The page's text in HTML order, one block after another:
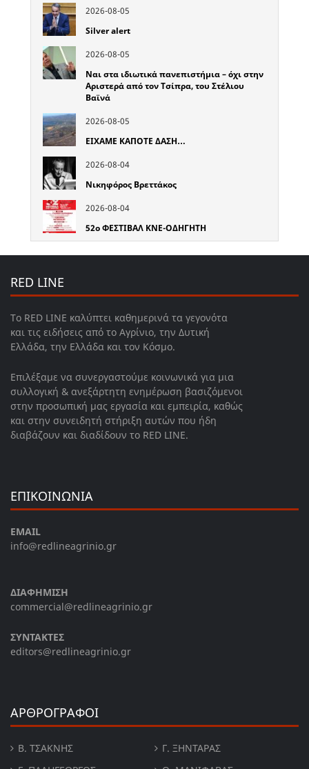
2026-08-05
Silver alert
2026-08-05
Ναι στα ιδιωτικά πανεπιστήμια – όχι στην
Αριστερά από τον Τσίπρα, του Στέλιου
Βαϊνά
2026-08-05
ΕΙΧΑΜΕ ΚΑΠΟΤΕ ΔΑΣΗ…
2026-08-04
Νικηφόρος Βρεττάκος
2026-08-04
52o ΦΕΣΤΙΒΑΛ ΚΝΕ-ΟΔΗΓΗΤΗ
RED LINE
Το RED LINE καλύπτει καθημερινά τα γεγονότα
και τις ειδήσεις από το Αγρίνιο, την Δυτική
Ελλάδα, την Ελλάδα και τον Κόσμο.
Επιλέξαμε να συνεργαστούμε κοινωνικά για μια
συλλογική & ανεξάρτητη ενημέρωση βασιζόμενοι
στην προσωπική μας εργασία και εμπειρία, καθώς
και στην συνειδητή στήριξη αυτών που ήδη
διαβάζουν και διαδίδουν το RED LINE.
ΕΠΙΚΟΙΝΩΝΙΑ
EMAIL
info@redlineagrinio.gr
ΔΙΑΦΗΜΙΣΗ
commercial@redlineagrinio.gr
ΣΥΝΤΑΚΤΕΣ
editors@redlineagrinio.gr
ΑΡΘΡΟΓΡΑΦΟΙ
Β. ΤΣΆΚΝΗΣ
Γ. ΞΗΝΤΆΡΑΣ